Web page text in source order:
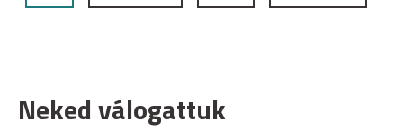
Neked válogattuk